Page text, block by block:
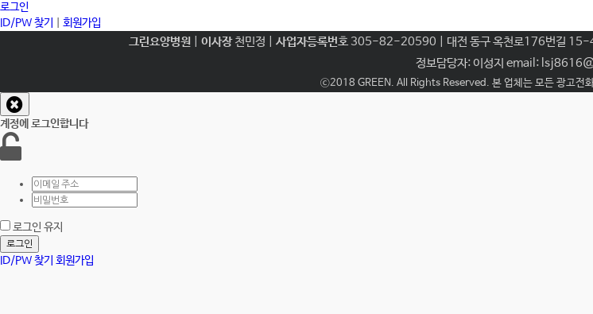
로그인
ID/PW 찾기
회원가입
그린요양병원 이사장천민정 | 사업자등록번호 305-82-20590 | 대전 동구 옥천로176번길 15-4
정보담당자: 이성지 email:
ⓒ2018 GREEN. All Rights Reserved. 본 업체는 모든 광고전
계정에 로그인합니다
로그인 유지
로그인
ID/PW 찾기 회원가입